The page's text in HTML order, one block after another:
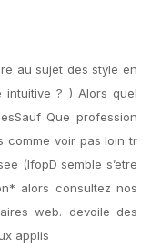
au sujet des style en
intuitive ? ) Alors quel
Que profession
comme voir pas loin tr
(IfopD semble s’etre
alors consultez nos
web. devoile des
applis